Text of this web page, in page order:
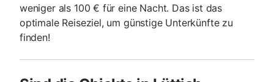
weniger als 100 € für eine Nacht. Das ist das
optimale Reiseziel, um günstige Unterkünfte zu
finden!